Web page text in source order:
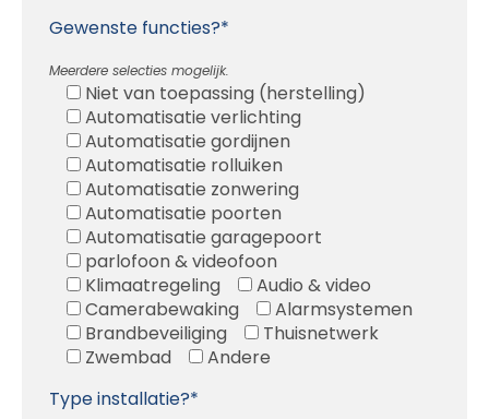
Gewenste functies?*
Meerdere selecties mogelijk.
Niet van toepassing (herstelling)
Automatisatie verlichting
Automatisatie gordijnen
Automatisatie rolluiken
Automatisatie zonwering
Automatisatie poorten
Automatisatie garagepoort
parlofoon & videofoon
Klimaatregeling
Audio & video
Camerabewaking
Alarmsystemen
Brandbeveiliging
Thuisnetwerk
Zwembad
Andere
Type installatie?*